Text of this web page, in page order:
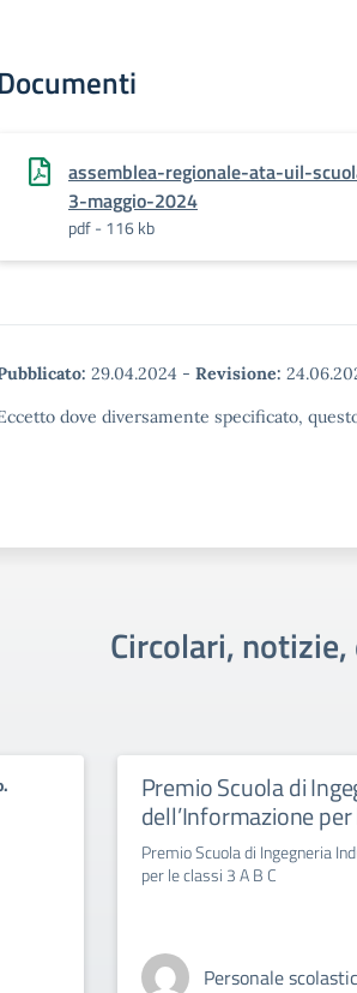
Documenti
assemblea-regionale-ata-uil-
3-maggio-2024
pdf - 116 kb
29.04.2024 - Revisione:
dove diversamente specificato,
Circolari,
Premio Scuola di
dell’Informazione per
Premio Scuola di Ingegneria
per le classi 3 A B C
Personale